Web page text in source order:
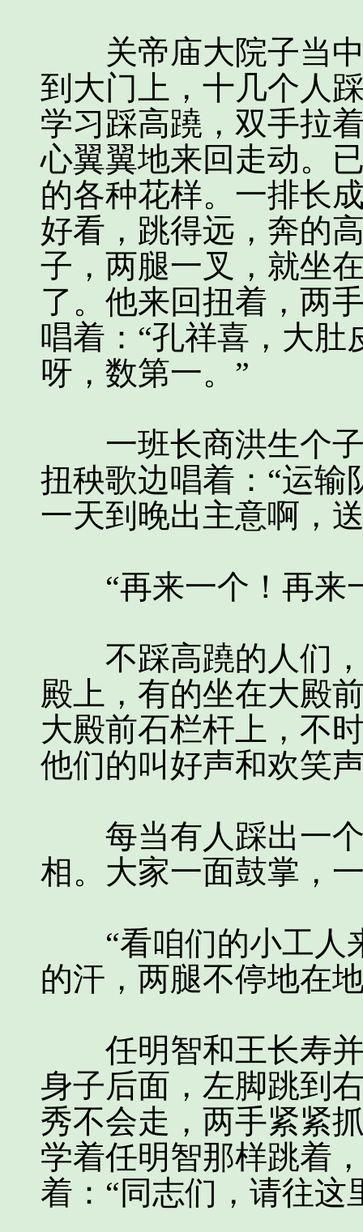
关帝庙大院子当中
到大门上，十几个人
学习踩高蹺，双手拉
心翼翼地来回走动。
的各种花样。一排长
好看，跳得远，奔的
子，两腿一叉，就坐
了。他来回扭着，两
唱着：“孔祥喜，大
呀，数第一。”
一班长商洪生个子
扭秧歌边唱着：“运
一天到晚出主意啊，
“再来一个！再来
不踩高蹺的人们，
殿上，有的坐在大殿
大殿前石栏杆上，不
他们的叫好声和欢笑
每当有人踩出一个
相。大家一面鼓掌，
“看咱们的小工人
的汗，两腿不停地在
任明智和王长寿并
身子后面，左脚跳到
秀不会走，两手紧紧
学着任明智那样跳着
着：“同志们，请往这